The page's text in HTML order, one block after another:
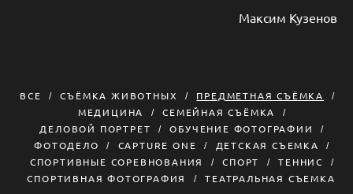
Максим Кузенов
ВСЕ СЪЁМКА ЖИВОТНЫХ
ПРЕДМЕТНАЯ СЪЁМКА
МЕДИЦИНА
СЕМЕЙНАЯ СЪЁМКА
ДЕЛОВОЙ ПОРТРЕТ
ОБУЧЕНИЕ ФОТОГРАФИИ
ФОТОДЕЛО
CAPTURE ONE
ДЕТСКАЯ СЪЕМКА
СПОРТИВНЫЕ СОРЕВНОВАНИЯ
СПОРТ
ТЕННИС
СПОРТИВНАЯ ФОТОГРАФИЯ
ТЕАТРАЛЬНАЯ СЪЕМКА